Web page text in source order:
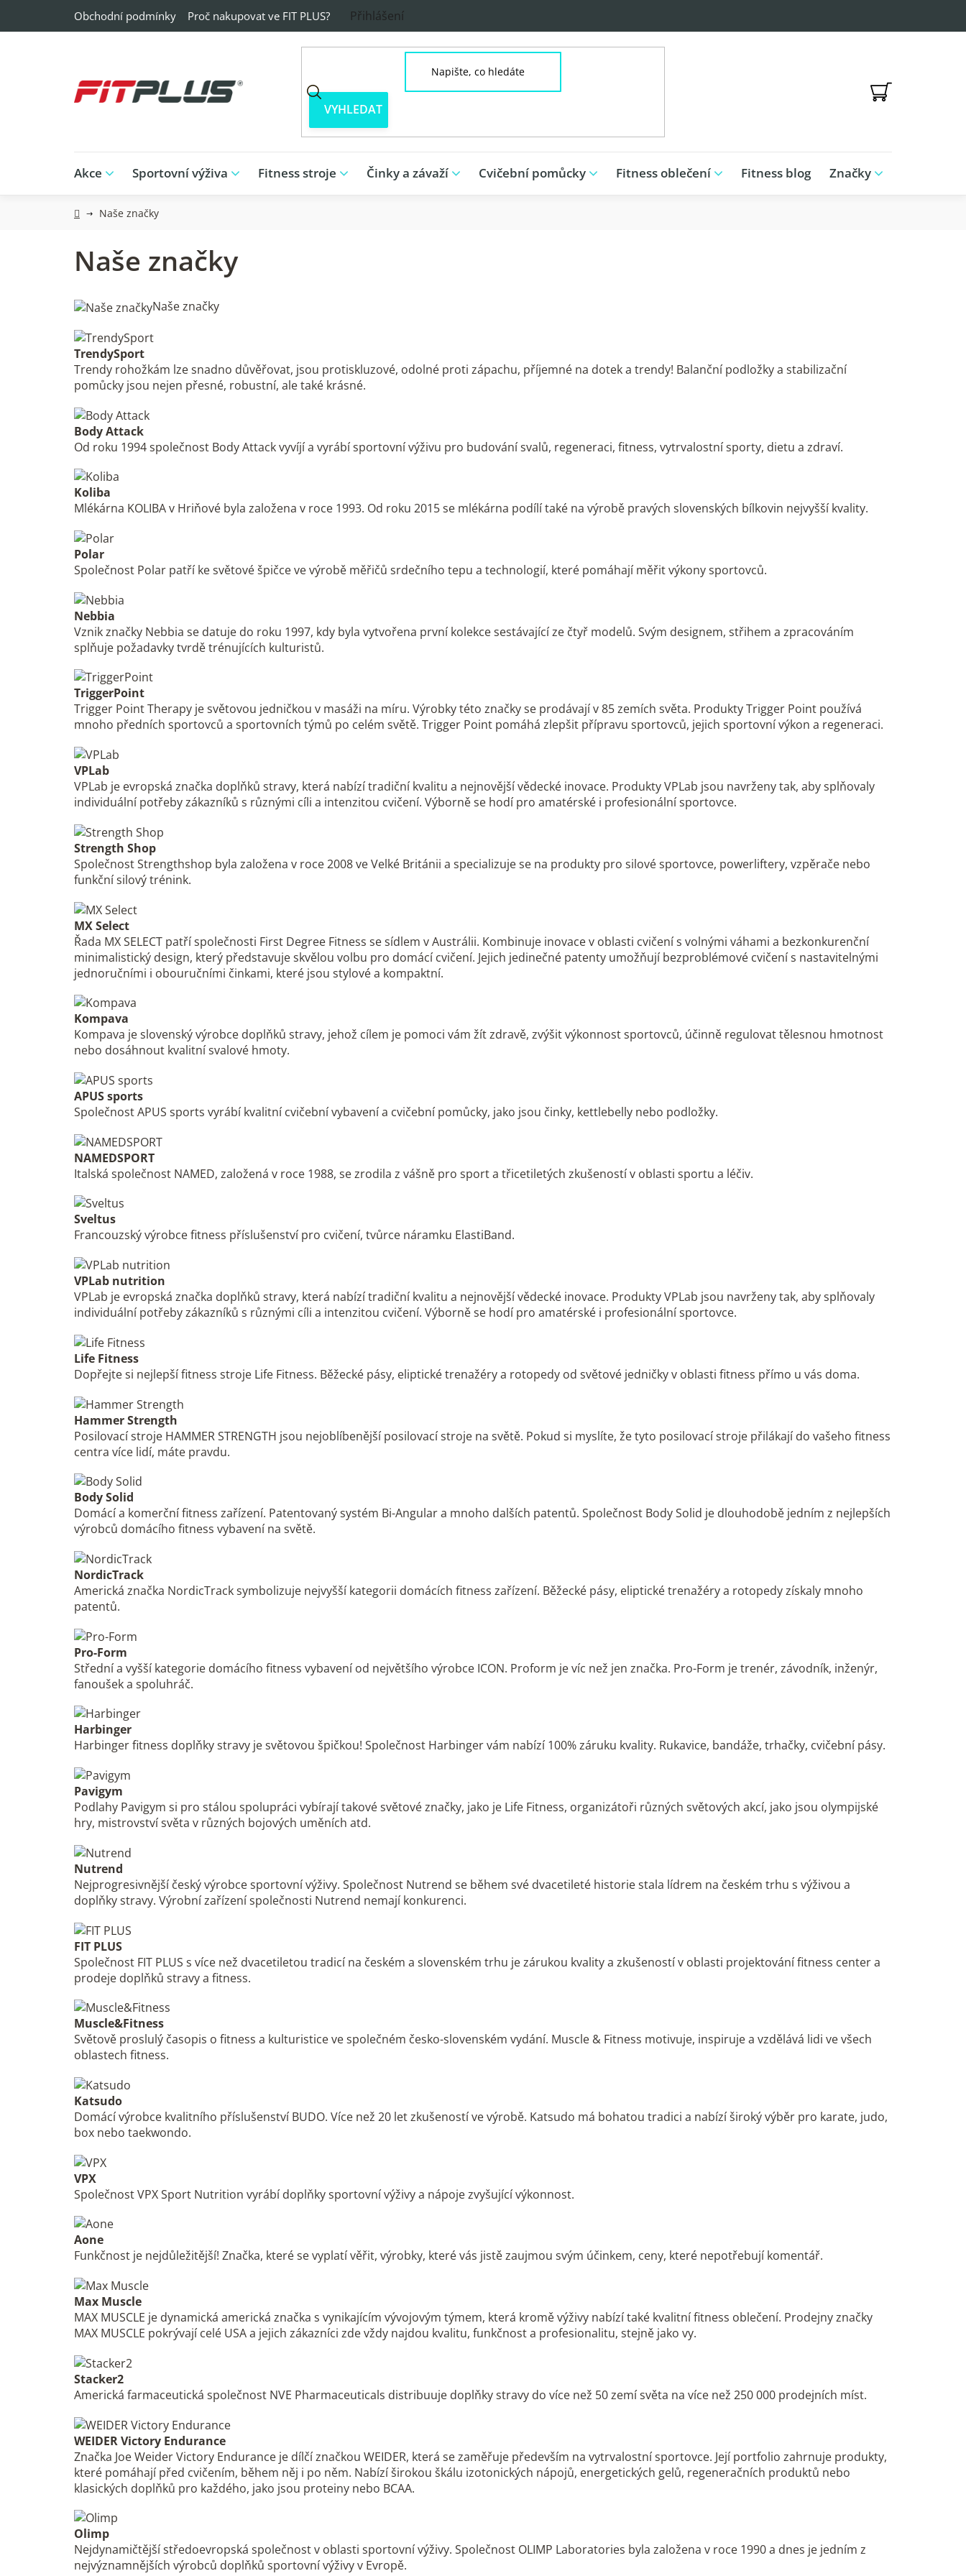
Obchodní podmínky Proč nakupovat ve FIT PLUS? Přihlášení
NÁKUPNÍ
Akce Sportovní výživa Fitness stroje Činky a závaží Cvičební pomůcky Fitness oblečení Fitness blog Značky
DomůNaše značky
Naše značky
Naše značky
TrendySport
Trendy rohožkám lze snadno důvěřovat, jsou protiskluzové, odolné proti zápachu, příjemné na dotek a trendy! Balanční podložky a stabilizační
pomůcky jsou nejen přesné, robustní, ale také krásné.
Body Attack
Od roku 1994 společnost Body Attack vyvíjí a vyrábí sportovní výživu pro budování svalů, regeneraci, fitness, vytrvalostní sporty, dietu a zdraví.
Koliba
Mlékárna KOLIBA v Hriňové byla založena v roce 1993. Od roku 2015 se mlékárna podílí také na výrobě pravých slovenských bílkovin nejvyšší kvality.
Polar
Společnost Polar patří ke světové špičce ve výrobě měřičů srdečního tepu a technologií, které pomáhají měřit výkony sportovců.
Nebbia
Vznik značky Nebbia se datuje do roku 1997, kdy byla vytvořena první kolekce sestávající ze čtyř modelů. Svým designem, střihem a zpracováním
splňuje požadavky tvrdě trénujících kulturistů.
TriggerPoint
Trigger Point Therapy je světovou jedničkou v masáži na míru. Výrobky této značky se prodávají v 85 zemích světa. Produkty Trigger Point používá
mnoho předních sportovců a sportovních týmů po celém světě. Trigger Point pomáhá zlepšit přípravu sportovců, jejich sportovní výkon a regeneraci.
VPLab
VPLab je evropská značka doplňků stravy, která nabízí tradiční kvalitu a nejnovější vědecké inovace. Produkty VPLab jsou navrženy tak, aby splňovaly
individuální potřeby zákazníků s různými cíli a intenzitou cvičení. Výborně se hodí pro amatérské i profesionální sportovce.
Strength Shop
Společnost Strengthshop byla založena v roce 2008 ve Velké Británii a specializuje se na produkty pro silové sportovce, powerliftery, vzpěrače nebo
funkční silový trénink.
MX Select
Řada MX SELECT patří společnosti First Degree Fitness se sídlem v Austrálii. Kombinuje inovace v oblasti cvičení s volnými váhami a bezkonkurenční
minimalistický design, který představuje skvělou volbu pro domácí cvičení. Jejich jedinečné patenty umožňují bezproblémové cvičení s nastavitelnými
jednoručními i obouručními činkami, které jsou stylové a kompaktní.
Kompava
Kompava je slovenský výrobce doplňků stravy, jehož cílem je pomoci vám žít zdravě, zvýšit výkonnost sportovců, účinně regulovat tělesnou hmotnost
nebo dosáhnout kvalitní svalové hmoty.
APUS sports
Společnost APUS sports vyrábí kvalitní cvičební vybavení a cvičební pomůcky, jako jsou činky, kettlebelly nebo podložky.
NAMEDSPORT
Italská společnost NAMED, založená v roce 1988, se zrodila z vášně pro sport a třicetiletých zkušeností v oblasti sportu a léčiv.
Sveltus
Francouzský výrobce fitness příslušenství pro cvičení, tvůrce náramku ElastiBand.
VPLab nutrition
VPLab je evropská značka doplňků stravy, která nabízí tradiční kvalitu a nejnovější vědecké inovace. Produkty VPLab jsou navrženy tak, aby splňovaly
individuální potřeby zákazníků s různými cíli a intenzitou cvičení. Výborně se hodí pro amatérské i profesionální sportovce.
Life Fitness
Dopřejte si nejlepší fitness stroje Life Fitness. Běžecké pásy, eliptické trenažéry a rotopedy od světové jedničky v oblasti fitness přímo u vás doma.
Hammer Strength
Posilovací stroje HAMMER STRENGTH jsou nejoblíbenější posilovací stroje na světě. Pokud si myslíte, že tyto posilovací stroje přilákají do vašeho fitness
centra více lidí, máte pravdu.
Body Solid
Domácí a komerční fitness zařízení. Patentovaný systém Bi-Angular a mnoho dalších patentů. Společnost Body Solid je dlouhodobě jedním z nejlepších
výrobců domácího fitness vybavení na světě.
NordicTrack
Americká značka NordicTrack symbolizuje nejvyšší kategorii domácích fitness zařízení. Běžecké pásy, eliptické trenažéry a rotopedy získaly mnoho
patentů.
Pro-Form
Střední a vyšší kategorie domácího fitness vybavení od největšího výrobce ICON. Proform je víc než jen značka. Pro-Form je trenér, závodník, inženýr,
fanoušek a spoluhráč.
Harbinger
Harbinger fitness doplňky stravy je světovou špičkou! Společnost Harbinger vám nabízí 100% záruku kvality. Rukavice, bandáže, trhačky, cvičební pásy.
Pavigym
Podlahy Pavigym si pro stálou spolupráci vybírají takové světové značky, jako je Life Fitness, organizátoři různých světových akcí, jako jsou olympijské
hry, mistrovství světa v různých bojových uměních atd.
Nutrend
Nejprogresivnější český výrobce sportovní výživy. Společnost Nutrend se během své dvacetileté historie stala lídrem na českém trhu s výživou a
doplňky stravy. Výrobní zařízení společnosti Nutrend nemají konkurenci.
FIT PLUS
Společnost FIT PLUS s více než dvacetiletou tradicí na českém a slovenském trhu je zárukou kvality a zkušeností v oblasti projektování fitness center a
prodeje doplňků stravy a fitness.
Muscle&Fitness
Světově proslulý časopis o fitness a kulturistice ve společném česko-slovenském vydání. Muscle & Fitness motivuje, inspiruje a vzdělává lidi ve všech
oblastech fitness.
Katsudo
Domácí výrobce kvalitního příslušenství BUDO. Více než 20 let zkušeností ve výrobě. Katsudo má bohatou tradici a nabízí široký výběr pro karate, judo,
box nebo taekwondo.
VPX
Společnost VPX Sport Nutrition vyrábí doplňky sportovní výživy a nápoje zvyšující výkonnost.
Aone
Funkčnost je nejdůležitější! Značka, které se vyplatí věřit, výrobky, které vás jistě zaujmou svým účinkem, ceny, které nepotřebují komentář.
Max Muscle
MAX MUSCLE je dynamická americká značka s vynikajícím vývojovým týmem, která kromě výživy nabízí také kvalitní fitness oblečení. Prodejny značky
MAX MUSCLE pokrývají celé USA a jejich zákazníci zde vždy najdou kvalitu, funkčnost a profesionalitu, stejně jako vy.
Stacker2
Americká farmaceutická společnost NVE Pharmaceuticals distribuuje doplňky stravy do více než 50 zemí světa na více než 250 000 prodejních míst.
WEIDER Victory Endurance
Značka Joe Weider Victory Endurance je dílčí značkou WEIDER, která se zaměřuje především na vytrvalostní sportovce. Její portfolio zahrnuje produkty,
které pomáhají před cvičením, během něj i po něm. Nabízí širokou škálu izotonických nápojů, energetických gelů, regeneračních produktů nebo
klasických doplňků pro každého, jako jsou proteiny nebo BCAA.
Olimp
Nejdynamičtější středoevropská společnost v oblasti sportovní výživy. Společnost OLIMP Laboratories byla založena v roce 1990 a dnes je jedním z
nejvýznamnějších výrobců doplňků sportovní výživy v Evropě.